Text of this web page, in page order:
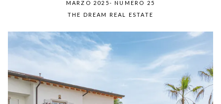
MARZO 2025-NUMERO
25
THE DREAM REAL ESTATE